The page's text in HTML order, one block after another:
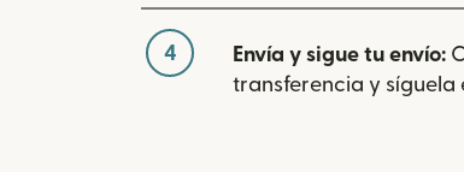
4 Envía y sigue tu envío:
transferencia y síguela